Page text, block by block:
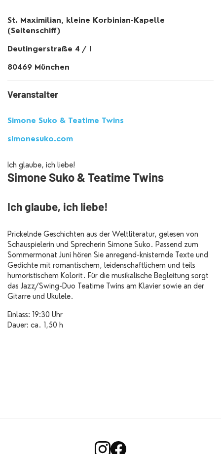
St. Maximilian, kleine Korbinian-Kapelle
(Seitenschiff)
Deutingerstraße 4 / I
80469 München
Veranstalter
Simone Suko & Teatime Twins
simonesuko.com
Ich glaube, ich liebe!
Simone Suko & Teatime Twins
Ich glaube, ich liebe!
Prickelnde Geschichten aus der Weltliteratur, gelesen von
Schauspielerin und Sprecherin Simone Suko. Passend zum
Sommermonat Juni hören Sie anregend-knisternde Texte und
Gedichte mit romantischem, leidenschaftlichem und teils
humoristischem Kolorit. Für die musikalische Begleitung sorgt
das Jazz/Swing-Duo Teatime Twins am Klavier sowie an der
Gitarre und Ukulele.
Einlass: 19:30 Uhr
Dauer: ca. 1,50 h